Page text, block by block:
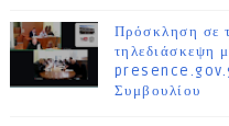
Πρόσκληση σε
τηλεδιάσκεψη
Συμβουλίου